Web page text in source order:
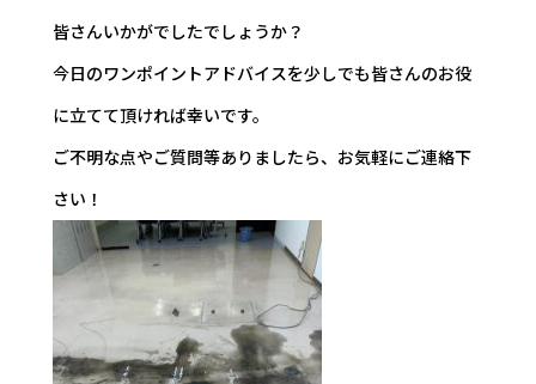
皆さんいかがでしたでしょうか？
今日のワンポイントアドバイスを少しでも皆さんのお役
に立てて頂ければ幸いです。
ご不明な点やご質問等ありましたら、お気軽にご連絡下
さい！